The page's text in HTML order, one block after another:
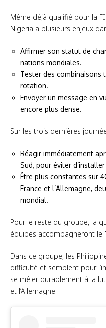
Même déjà qualifié pour la
Nigeria a plusieurs enjeux
Affirmer son statut de
nations mondiales.
Tester des combinaisons
rotation.
Envoyer un message en
encore plus dense.
Sur les trois dernières
Réagir immédiatement
Sud, pour éviter
Être plus constantes sur
France et l’Allemagne,
mondial.
Pour le reste du groupe, la
équipes accompagneront le
Dans ce groupe, les
difficulté et semblent pour
se mêler durablement à la
et l’Allemagne.